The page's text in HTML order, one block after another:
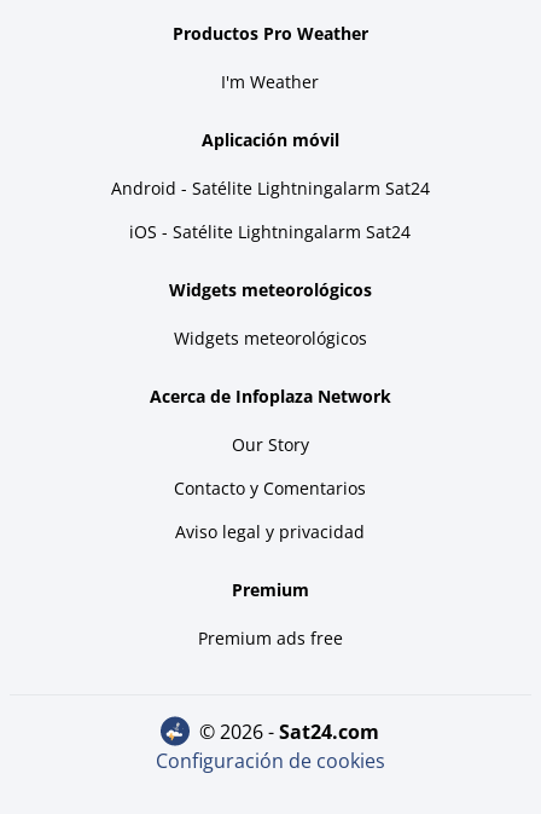
Productos Pro Weather
I'm Weather
Aplicación móvil
Android - Satélite Lightningalarm Sat24
iOS - Satélite Lightningalarm Sat24
Widgets meteorológicos
Widgets meteorológicos
Acerca de Infoplaza Network
Our Story
Contacto y Comentarios
Aviso legal y privacidad
Premium
Premium ads free
© 2026 - sat24.com
Configuración de cookies